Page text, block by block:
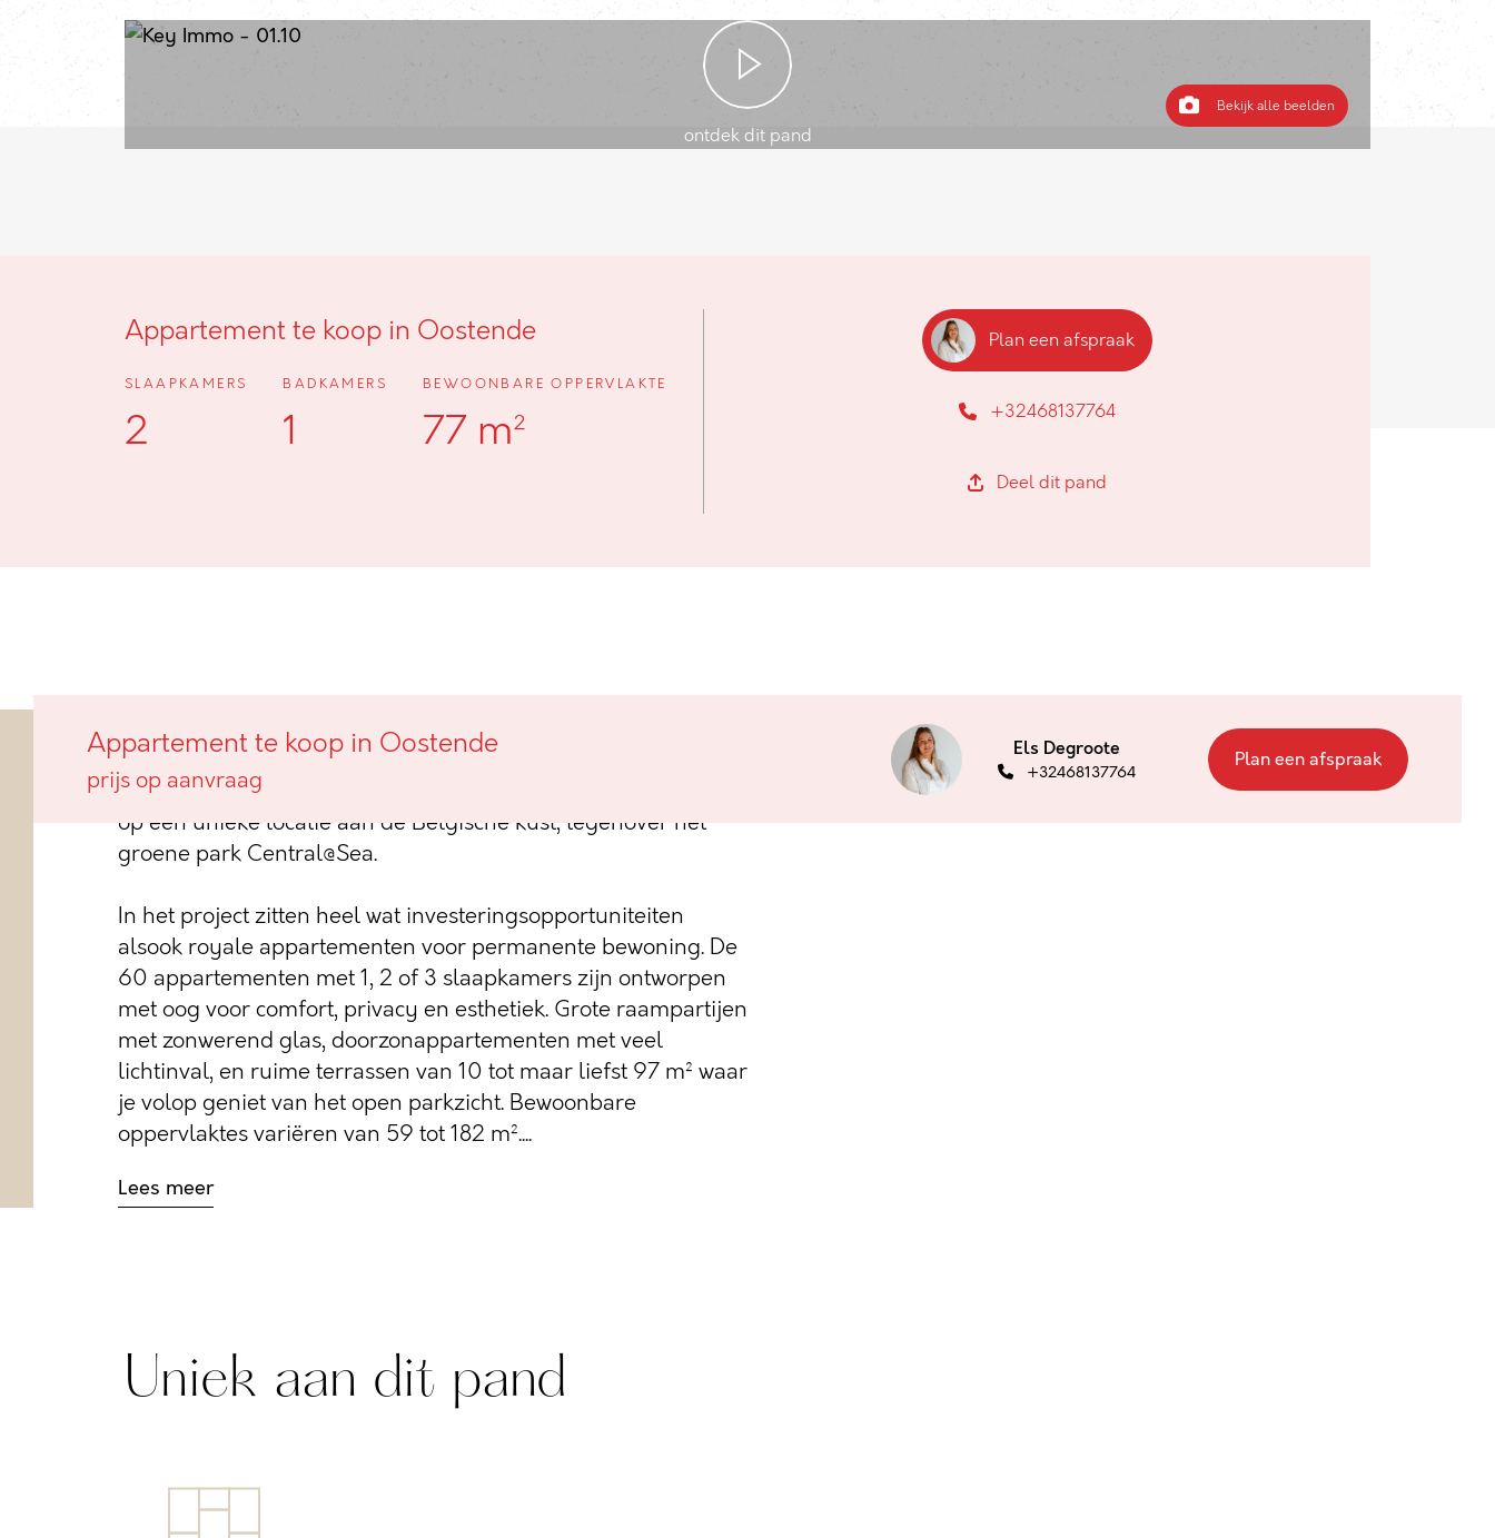
ontdek dit pand
Bekijk alle beelden
Appartement te koop in Oostende
SLAAPKAMERS
2
BADKAMERS
1
BEWOONBARE OPPERVLAKTE
77 m²
Plan een afspraak
+32468137764
Deel dit pand
Appartement te koop in Oostende
prijs op aanvraag
Els Degroote
+32468137764
Plan een afspraak
In de bruisende stadswijk Oosteroever stellen we met trots
residentie Park 27 voor: een hedendaags nieuwbouwproject
op een unieke locatie aan de Belgische kust, tegenover het
groene park Central@Sea.
In het project zitten heel wat investeringsopportuniteiten
alsook royale appartementen voor permanente bewoning. De
60 appartementen met 1, 2 of 3 slaapkamers zijn ontworpen
met oog voor comfort, privacy en esthetiek. Grote raampartijen
met zonwerend glas, doorzonappartementen met veel
lichtinval, en ruime terrassen van 10 tot maar liefst 97 m² waar
je volop geniet van het open parkzicht. Bewoonbare
oppervlaktes variëren van 59 tot 182 m²....
Lees meer
Uniek aan dit pand